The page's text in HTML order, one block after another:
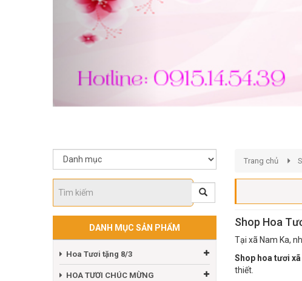
DANH MỤC SẢN PHẨM
Hoa Tươi tặng 8/3
HOA TƯƠI CHÚC MỪNG
Trang chủ
Shop Hoa
Tại xã Nam Ka,
Shop hoa tươi
thiết.